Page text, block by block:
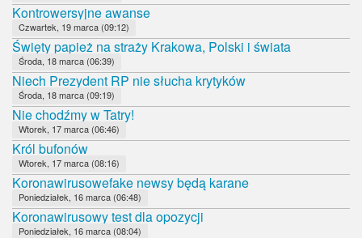
Kontrowersyjne awanse
Czwartek, 19 marca (09:12)
Święty papież na straży Krakowa, Polski i świata
Środa, 18 marca (06:39)
Niech Prezydent RP nie słucha krytyków
Środa, 18 marca (09:19)
Nie chodźmy w Tatry!
Wtorek, 17 marca (06:46)
Król bufonów
Wtorek, 17 marca (08:16)
Koronawirusowefake newsy będą karane
Poniedziałek, 16 marca (06:48)
Koronawirusowy test dla opozycji
Poniedziałek, 16 marca (08:04)